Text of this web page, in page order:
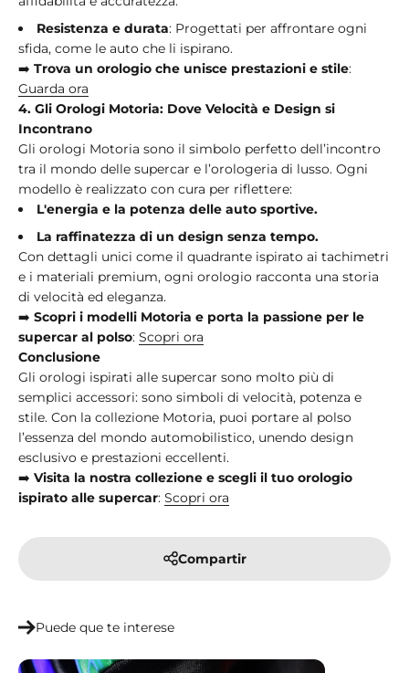
Resistenza e durata: Progettati per affrontare ogni
sfida, come le auto che li ispirano.
➡️ Trova un orologio che unisce prestazioni e stile:
Guarda ora
4. Gli Orologi Motoria: Dove Velocità e Design si
Incontrano
Gli orologi Motoria sono il simbolo perfetto dell’incontro
tra il mondo delle supercar e l’orologeria di lusso. Ogni
modello è realizzato con cura per riflettere:
L'energia e la potenza delle auto sportive.
La raffinatezza di un design senza tempo.
Con dettagli unici come il quadrante ispirato ai tachimetri
e i materiali premium, ogni orologio racconta una storia
di velocità ed eleganza.
➡️ Scopri i modelli Motoria e porta la passione per le
supercar al polso: Scopri ora
Conclusione
Gli orologi ispirati alle supercar sono molto più di
semplici accessori: sono simboli di velocità, potenza e
stile. Con la collezione Motoria, puoi portare al polso
l’essenza del mondo automobilistico, unendo design
esclusivo e prestazioni eccellenti.
➡️ Visita la nostra collezione e scegli il tuo orologio
ispirato alle supercar: Scopri ora
Compartir
Puede que te interese